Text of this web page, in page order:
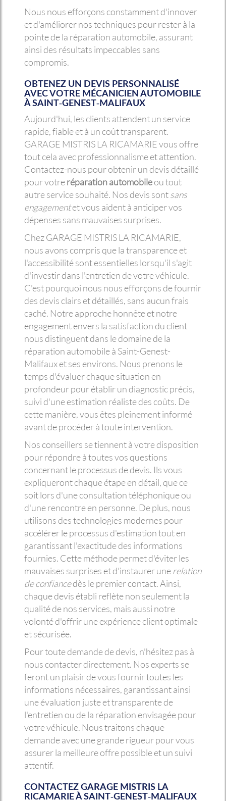
Nous nous efforçons constamment d'innover
et d'améliorer nos techniques pour rester à la
pointe de la réparation automobile, assurant
ainsi des résultats impeccables sans
compromis.
OBTENEZ UN DEVIS PERSONNALISÉ
AVEC VOTRE MÉCANICIEN AUTOMOBILE
À SAINT-GENEST-MALIFAUX
Aujourd'hui, les clients attendent un service
rapide, fiable et à un coût transparent.
GARAGE MISTRIS LA RICAMARIE vous offre
tout cela avec professionnalisme et attention.
Contactez-nous pour obtenir un devis détaillé
pour votreréparation automobileou tout
autre service souhaité. Nos devis sontsans
engagementet vous aident à anticiper vos
dépenses sans mauvaises surprises.
Chez GARAGE MISTRIS LA RICAMARIE,
nous avons compris que la transparence et
l'accessibilité sont essentielles lorsqu'il s'agit
d'investir dans l'entretien de votre véhicule.
C'est pourquoi nous nous efforçons de fournir
des devis clairs et détaillés, sans aucun frais
caché. Notre approche honnête et notre
engagement envers la satisfaction du client
nous distinguent dans le domaine de la
réparation automobile à Saint-Genest-
Malifaux et ses environs. Nous prenons le
temps d'évaluer chaque situation en
profondeur pour établir un diagnostic précis,
suivi d'une estimation réaliste des coûts. De
cette manière, vous êtes pleinement informé
avant de procéder à toute intervention.
Nos conseillers se tiennent à votre disposition
pour répondre à toutes vos questions
concernant le processus de devis. Ils vous
expliqueront chaque étape en détail, que ce
soit lors d'une consultation téléphonique ou
d'une rencontre en personne. De plus, nous
utilisons des technologies modernes pour
accélérer le processus d'estimation tout en
garantissant l'exactitude des informations
fournies. Cette méthode permet d'éviter les
mauvaises surprises et d'instaurer unerelation
de confiancedès le premier contact. Ainsi,
chaque devis établi reflète non seulement la
qualité de nos services, mais aussi notre
volonté d'offrir une expérience client optimale
et sécurisée.
Pour toute demande de devis, n'hésitez pas à
nous contacter directement. Nos experts se
feront un plaisir de vous fournir toutes les
informations nécessaires, garantissant ainsi
une évaluation juste et transparente de
l'entretien ou de la réparation envisagée pour
votre véhicule. Nous traitons chaque
demande avec une grande rigueur pour vous
assurer la meilleure offre possible et un suivi
attentif.
CONTACTEZ GARAGE MISTRIS LA
RICAMARIE À SAINT-GENEST-MALIFAUX